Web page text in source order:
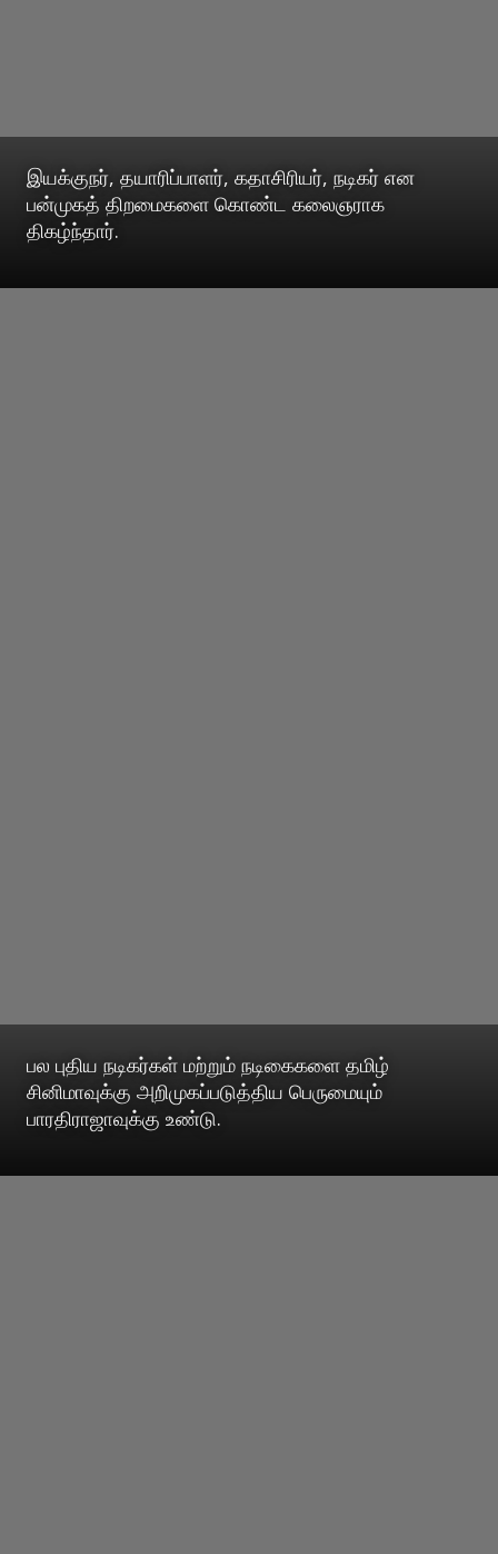
இயக்குநர், தயாரிப்பாளர், கதாசிரியர், நடிகர் என
பன்முகத் திறமைகளை கொண்ட கலைஞராக
திகழ்ந்தார்.
பல புதிய நடிகர்கள் மற்றும் நடிகைகளை தமிழ்
சினிமாவுக்கு அறிமுகப்படுத்திய பெருமையும்
பாரதிராஜாவுக்கு உண்டு.